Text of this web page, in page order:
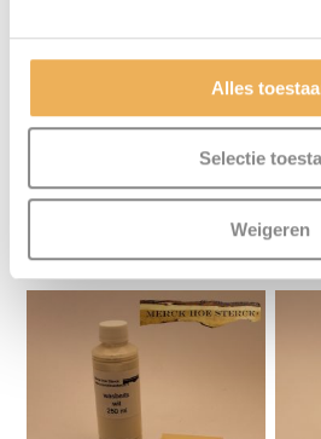
Alles
Selectie
Weigeren
€6.50 - €85.95Prijsklasse:
€6.50
tot